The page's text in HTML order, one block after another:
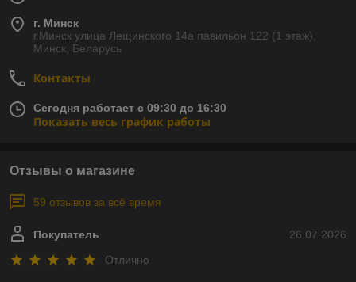
г. Минск
г.Минск улица Лещинского 14а павильон 122 (1 этаж),
Минск, Беларусь
Контакты
Сегодня работает с 09:30 до 16:30
Показать весь график работы
Отзывы о магазине
59 отзывов за всё время
26.07.2026
Покупатель
Отлично